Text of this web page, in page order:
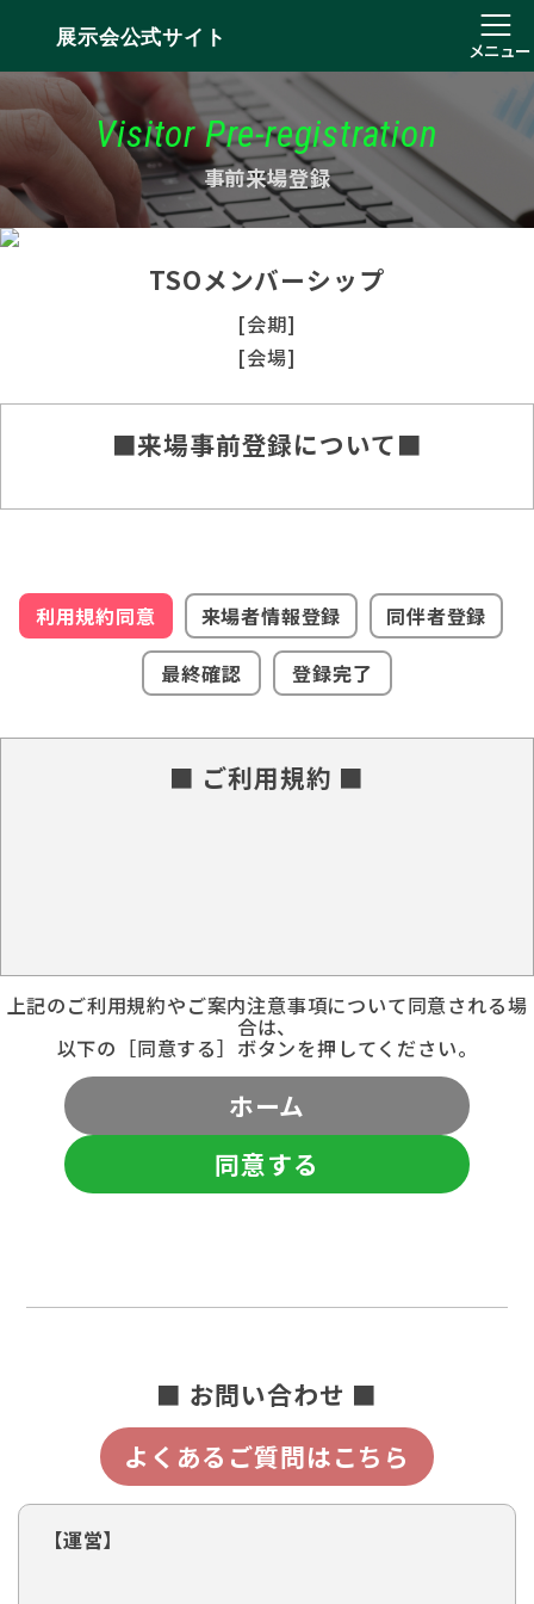
展示会公式サイト
メニュー
Visitor Pre-registration
事前来場登録
TSOメンバーシップ
[会期]
[会場]
■来場事前登録について■
利用規約同意 来場者情報登録
同伴者登録
最終確認
登録完了
■ ご利用規約 ■
上記のご利用規約やご案内注意事項について同意される場
合は、
以下の［同意する］ボタンを押してください。
ホーム
同意する
■ お問い合わせ ■
よくあるご質問はこちら
【運営】